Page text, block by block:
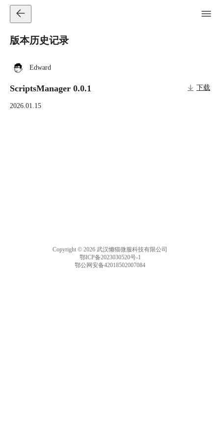
版本历史记录
Edward
ScriptsManager 0.0.1 下载
2026.01.15
Copyright © 2026 武汉懒猫微服科技有限公司
鄂ICP备2023030520号-1
鄂公网安备42018502007084